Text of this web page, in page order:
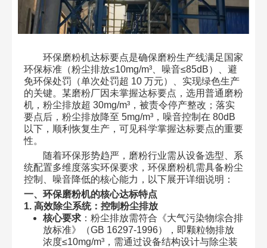
环保磨粉机达标要点是确保磨粉生产线满足国家
环保标准（粉尘排放≤10mg/m³、噪音≤85dB）、避
免环保处罚（单次处罚超 10 万元）、实现绿色生产
的关键。某磨粉厂因未掌握达标要点，选用普通磨粉
机，粉尘排放超 30mg/m³，被责令停产整改；落实
要点后，粉尘排放降至 5mg/m³，噪音控制在 80dB
以下，顺利恢复生产，可见科学掌握达标要点的重要
性。
随着环保形势趋严，磨粉行业需从设备选型、系
统配置多维度落实环保要求，环保磨粉机需具备粉尘
控制、噪音降低的核心能力，以下展开详细说明：
一、环保磨粉机的核心达标特点
1. 高效除尘系统：控制粉尘排放
核心要求：粉尘排放需符合《大气污染物综合排
放标准》（GB 16297-1996），即颗粒物排放
浓度≤10mg/m³，需通过设备结构设计与除尘装